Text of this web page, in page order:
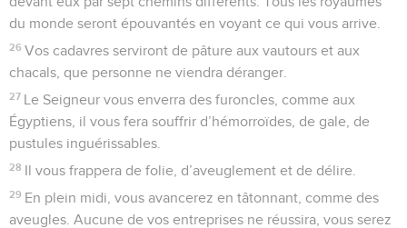
du monde seront épouvantés en voyant ce qui vous arrive.
26 Vos cadavres serviront de pâture aux vautours et aux
chacals, que personne ne viendra déranger.
27 Le Seigneur vous enverra des furoncles, comme aux
Égyptiens, il vous fera souffrir d’hémorroïdes, de gale, de
pustules inguérissables.
28 Il vous frappera de folie, d’aveuglement et de délire.
29 En plein midi, vous avancerez en tâtonnant, comme des
aveugles. Aucune de vos entreprises ne réussira, vous serez